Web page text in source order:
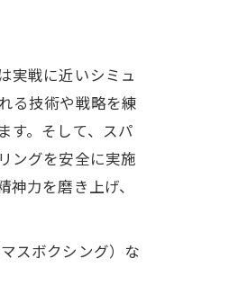
実戦に近いシミュ
る技術や戦略を練
す。そして、スパ
ングを安全に実施
力を磨き上げ、
スボクシング）な